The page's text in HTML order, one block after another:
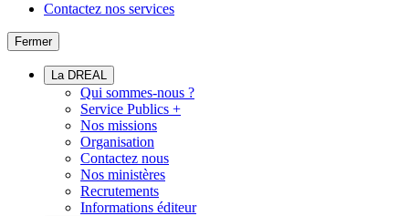
Contactez nos services
Fermer
La DREAL
Qui sommes-nous ?
Service Publics +
Nos missions
Organisation
Contactez nous
Nos ministères
Recrutements
Informations éditeur